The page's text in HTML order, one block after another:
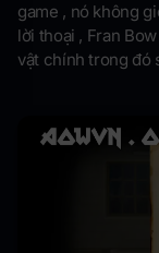
game , nó không
lời thoại , Fran
vật chính trong đó